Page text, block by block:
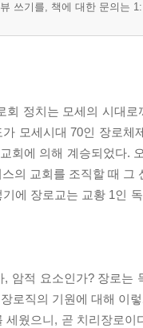
하라
들라
되라
슴에 새기라
록 깨어 있으라
하지 말라
라
지 말라
위한 상황별 대표기도문
대표기도문
쓰기를, 책에 대한 문의는
회 정치는 모세의 시대
모세시대 70인 장로
회에 의해 계승되었다.
의 교회를 조직할 때
에 장로교는 교황 1인
, 암적 요소인가? 장로
로직의 기원에 대해 이
세웠으니, 곧 치리장로이